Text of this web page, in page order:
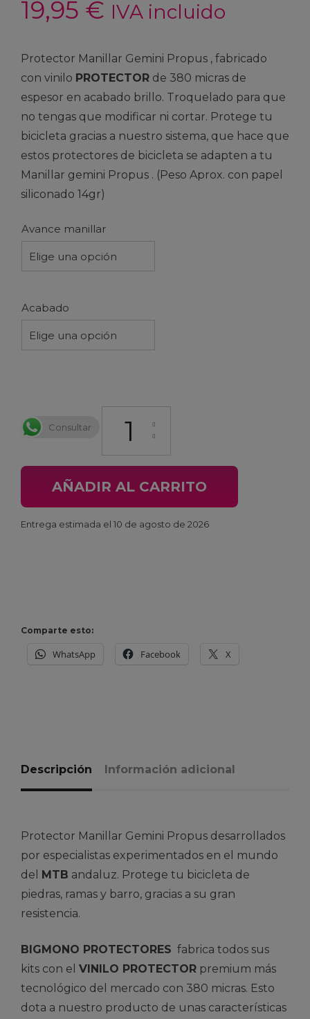
19,95 € IVA incluido
Protector Manillar Gemini Propus , fabricado
con vinilo PROTECTOR de 380 micras de
espesor en acabado brillo. Troquelado para que
no tengas que modificar ni cortar. Protege tu
bicicleta gracias a nuestro sistema, que hace que
estos protectores de bicicleta se adapten a tu
Manillar gemini Propus . (Peso Aprox. con papel
siliconado 14gr)
Avance manillar
Elige una opción
Acabado
Elige una opción
Consultar
AÑADIR AL CARRITO
Entrega estimada el 10 de agosto de 2026
Comparte esto:
WhatsApp Facebook X
Descripción Información adicional
Protector Manillar Gemini Propus desarrollados
por especialistas experimentados en el mundo
del MTB andaluz. Protege tu bicicleta de
piedras, ramas y barro, gracias a su gran
resistencia.
BIGMONO PROTECTORES fabrica todos sus
kits con el VINILO PROTECTOR premium más
tecnológico del mercado con 380 micras. Esto
dota a nuestro producto de unas características